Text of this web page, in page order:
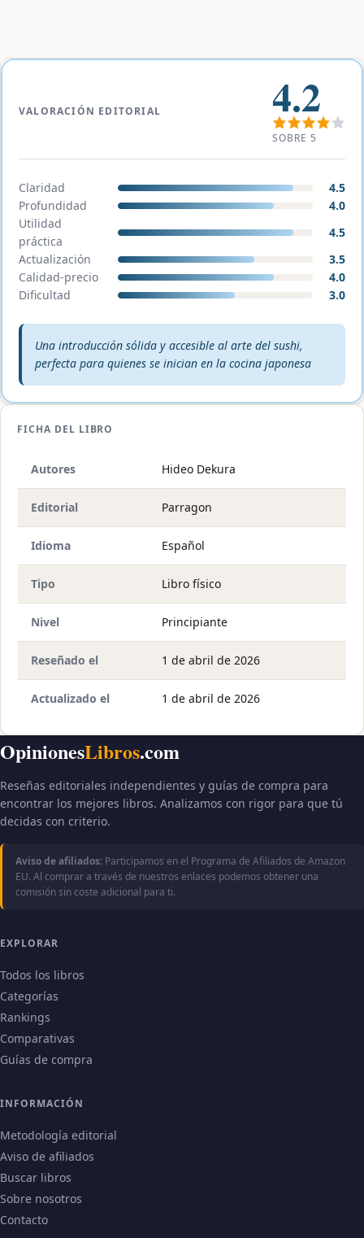
VALORACIÓN EDITORIAL 4.2
SOBRE 5
Claridad
4.5
Profundidad
4.0
Utilidad
práctica
4.5
Actualización
3.5
Calidad-precio
4.0
Dificultad
3.0
Veredicto editorial:
Una introducción sólida y accesible al arte del sushi,
perfecta para quienes se inician en la cocina japonesa
FICHA DEL LIBRO
Autores Hideo Dekura
Editorial Parragon
Idioma Español
Tipo Libro físico
Nivel Principiante
Reseñado el 1 de abril de 2026
Actualizado el 1 de abril de 2026
OpinionesLibros.com
Reseñas editoriales independientes y guías de compra para
encontrar los mejores libros. Analizamos con rigor para que tú
decidas con criterio.
Aviso de afiliados: Participamos en el Programa de Afiliados de Amazon
EU. Al comprar a través de nuestros enlaces podemos obtener una
comisión sin coste adicional para ti.
EXPLORAR
Todos los libros
Categorías
Rankings
Comparativas
Guías de compra
INFORMACIÓN
Metodología editorial
Aviso de afiliados
Buscar libros
Sobre nosotros
Contacto